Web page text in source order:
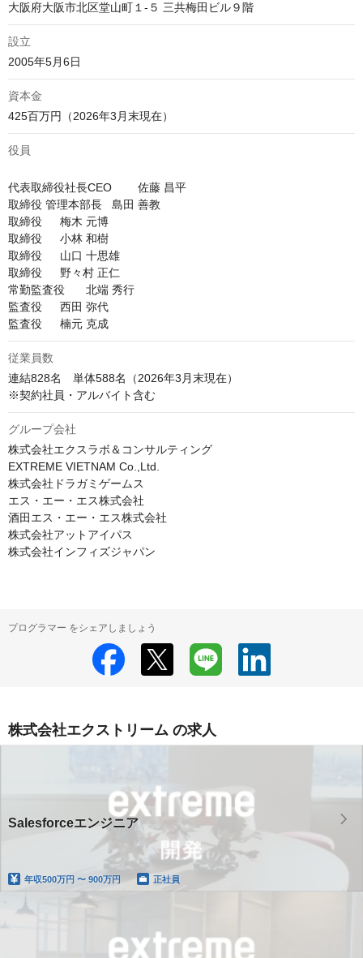
大阪府大阪市北区堂山町１-５ 三共梅田ビル９階
設立
2005年5月6日
資本金
役員
代表取締役社長CEO	佐藤 昌平
取締役 管理本部長	島田 善教
取締役	梅木 元博
取締役	小林 和樹
取締役	山口 十思雄
取締役	野々村 正仁
常勤監査役	北端 秀行
監査役	西田 弥代
従業員数
連結828名　単体588名（2026年3⽉末現在）
※契約社員・アルバイト含む
グループ会社
株式会社エクスラボ＆コンサルティング
EXTREME VIETNAM Co.,Ltd.
株式会社ドラガミゲームス
エス・エー・エス株式会社
酒田エス・エー・エス株式会社
株式会社アットアイパス
株式会社インフィズジャパン
プログラマー をシェアしましょう
株式会社エクストリーム の求人
Salesforceエンジニア
年収500万円 〜 900万円 正社員